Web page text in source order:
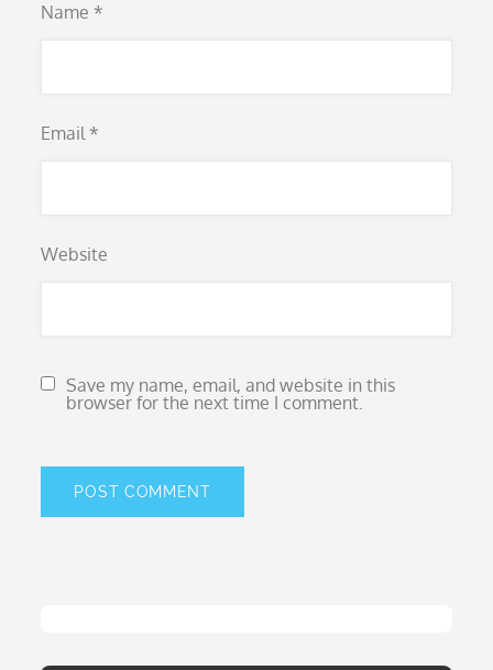
Name *
Email *
Website
Save my name, email, and website in this
browser for the next time I comment.